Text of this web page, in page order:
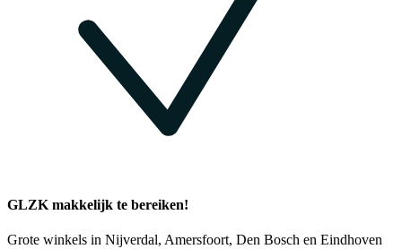
GLZK makkelijk te bereiken!
Grote winkels in Nijverdal, Amersfoort, Den Bosch en Eindhoven